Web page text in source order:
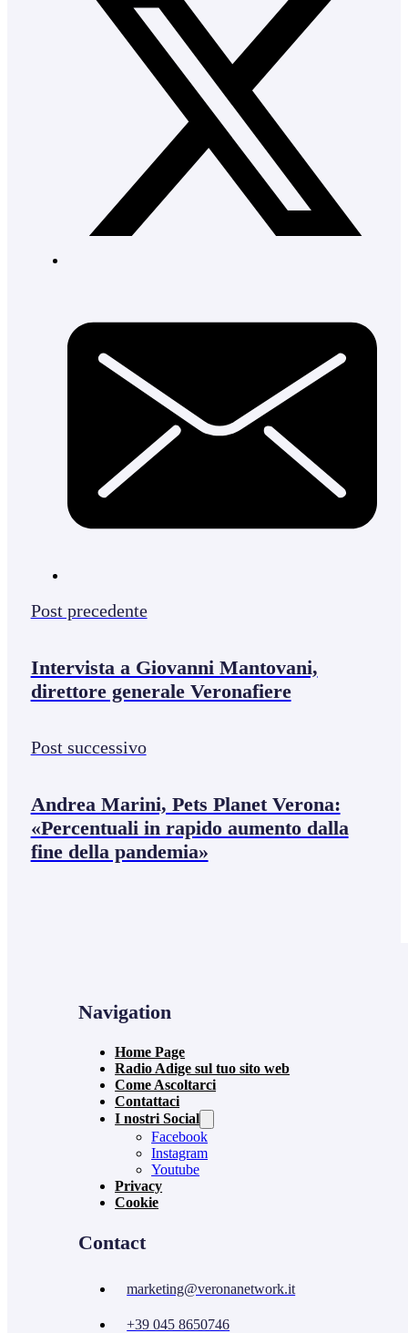
Post precedente
Intervista a Giovanni Mantovani,
direttore generale Veronafiere
Post successivo
Andrea Marini, Pets Planet Verona:
«Percentuali in rapido aumento dalla
fine della pandemia»
Navigation
Home Page
Radio Adige sul tuo sito web
Come Ascoltarci
Contattaci
I nostri Social
Facebook
Instagram
Youtube
Privacy
Cookie
Contact
marketing@veronanetwork.it
+39 045 8650746